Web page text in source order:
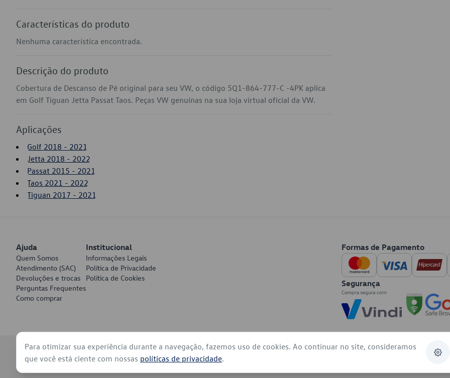
Características do produto
Nenhuma característica encontrada.
Descrição do produto
Cobertura de Descanso de Pé original para seu VW, o código 5Q1-864-777-C -4PK aplica
em Golf Tiguan Jetta Passat Taos. Peças VW genuínas na sua loja virtual oficial da VW.
Aplicações
Golf 2018 - 2021
Jetta 2018 - 2022
Passat 2015 - 2021
Taos 2021 - 2022
Tiguan 2017 - 2021
Ajuda
Quem Somos
Atendimento (SAC)
Devoluções e trocas
Perguntas Frequentes
Como comprar
Institucional
Informações Legais
Política de Privacidade
Política de Cookies
Formas de Pagamento
Segurança
© 2026 - Volkswagen do Brasil - Todos os direitos reservados
Para otimizar sua experiência durante a navegação, fazemos uso de cookies. Ao continuar no site, consideramos
que você está ciente com nossas políticas de privacidade.